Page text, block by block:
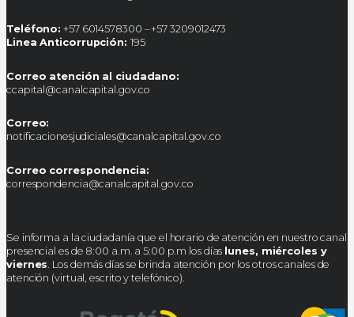
Teléfono: +57 6014578300 – +57 3209012473
Linea Anticorrupción: 195
Correo atención al ciudadano:
ccapital@canalcapital.gov.co
Correo:
notificacionesjudiciales@canalcapital.gov.co
Correo correspondencia:
correspondencia@canalcapital.gov.co
Se informa a la ciudadanía que el horario de atención en nuestro canal
presencial es de 8:00 a.m. a 5:00 p.m los días lunes, miércoles y
viernes . Los demás días se brinda atención por los otros canales de
atención (virtual, escrito y telefónico).